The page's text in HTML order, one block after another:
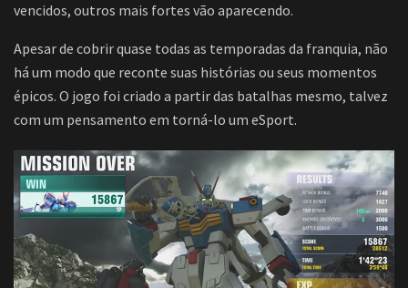
vencidos, outros mais fortes vão aparecendo.
Apesar de cobrir quase todas as temporadas da franquia, não
há um modo que reconte suas histórias ou seus momentos
épicos. O jogo foi criado a partir das batalhas mesmo, talvez
com um pensamento em torná-lo um eSport.